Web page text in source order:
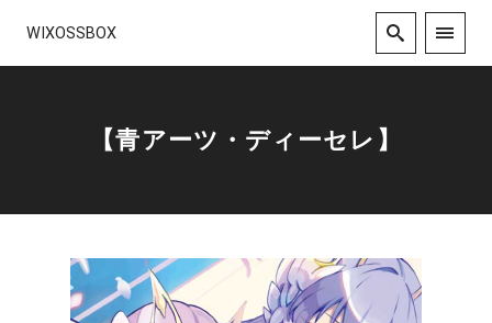
WIXOSSBOX
【青アーツ・ディーセレ】